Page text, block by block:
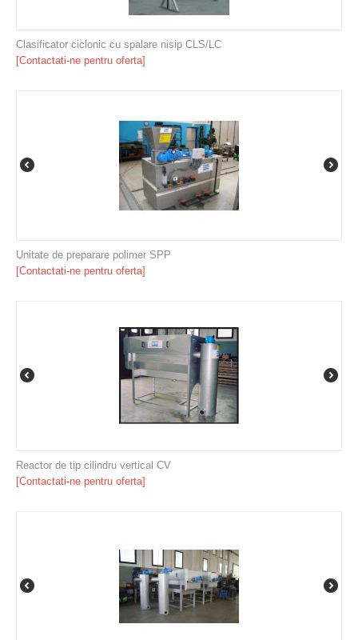
Clasificator ciclonic cu spalare nisip CLS/LC
[Contactati-ne pentru oferta]
Unitate de preparare polimer SPP
[Contactati-ne pentru oferta]
Reactor de tip cilindru vertical CV
[Contactati-ne pentru oferta]